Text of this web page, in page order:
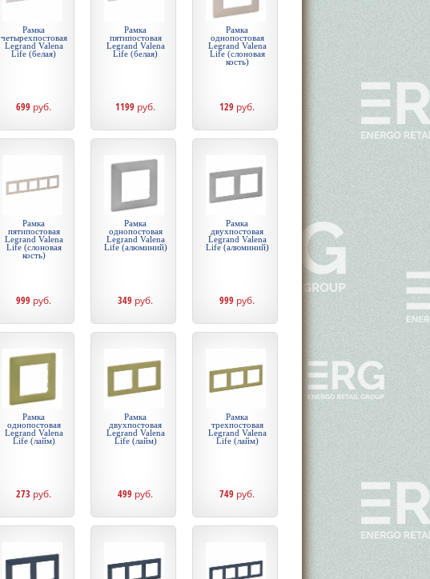
Рамка
четырехпостовая
Legrand Valena
Life (белая)
699 руб.
Рамка
пятипостовая
Legrand Valena
Life (белая)
1199 руб.
Рамка
однопостовая
Legrand Valena
Life (слоновая
кость)
129 руб.
Рамка
пятипостовая
Legrand Valena
Life (слоновая
кость)
999 руб.
Рамка
однопостовая
Legrand Valena
Life (алюминий)
349 руб.
Рамка
двухпостовая
Legrand Valena
Life (алюминий)
999 руб.
Рамка
однопостовая
Legrand Valena
Life (лайм)
273 руб.
Рамка
двухпостовая
Legrand Valena
Life (лайм)
499 руб.
Рамка
трехпостовая
Legrand Valena
Life (лайм)
749 руб.